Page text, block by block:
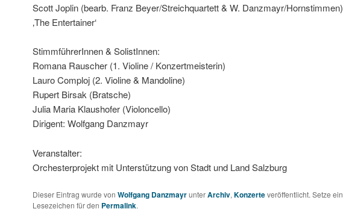
Scott Joplin (bearb. Franz Beyer/Streichquartett & W. Danzmayr/Hornstimmen)
‚The Entertainer‘
StimmführerInnen & SolistInnen:
Romana Rauscher (1. Violine / Konzertmeisterin)
Lauro Comploj (2. Violine & Mandoline)
Rupert Birsak (Bratsche)
Julia Maria Klaushofer (Violoncello)
Dirigent: Wolfgang Danzmayr
Veranstalter:
Orchesterprojekt mit Unterstützung von Stadt und Land Salzburg
Dieser Eintrag wurde von Wolfgang DanzmayrunterArchiv, Konzerteveröffentlicht. Setze ein
Lesezeichen für den Permalink.